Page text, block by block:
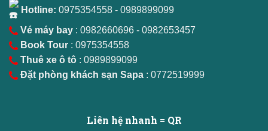
Hotline: 0975354558 - 0989899099
Vé máy bay : 0982660696 - 0982653457
Book Tour : 0975354558
Thuê xe ô tô : 0989899099
Đặt phòng khách sạn Sapa : 0772519999
Liên hệ nhanh = QR